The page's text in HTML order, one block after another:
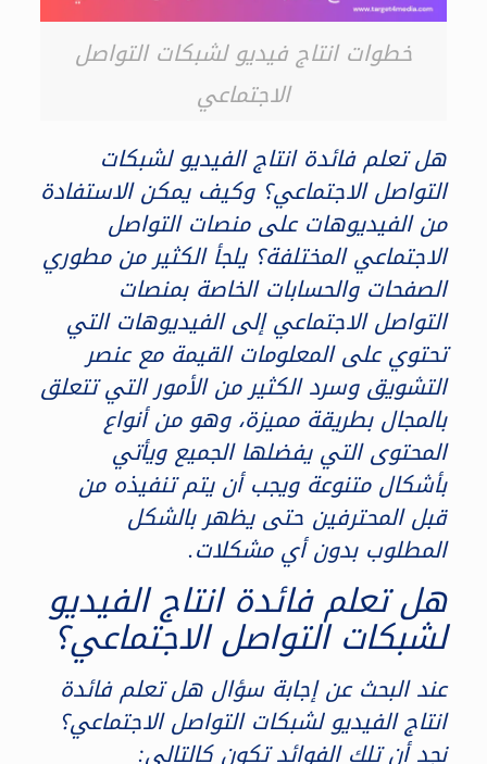
خطوات انتاج فيديو لشبكات التواصل
الاجتماعي
هل تعلم فائدة انتاج الفيديو لشبكات
التواصل الاجتماعي؟ وكيف يمكن الاستفادة
من الفيديوهات على منصات التواصل
الاجتماعي المختلفة؟ يلجأ الكثير من مطوري
الصفحات والحسابات الخاصة بمنصات
التواصل الاجتماعي إلى الفيديوهات التي
تحتوي على المعلومات القيمة مع عنصر
التشويق وسرد الكثير من الأمور التي تتعلق
بالمجال بطريقة مميزة، وهو من أنواع
المحتوى التي يفضلها الجميع ويأتي
بأشكال متنوعة ويجب أن يتم تنفيذه من
قبل المحترفين حتى يظهر بالشكل
المطلوب بدون أي مشكلات.
هل تعلم فائدة انتاج الفيديو
لشبكات التواصل الاجتماعي؟
عند البحث عن إجابة سؤال هل تعلم فائدة
انتاج الفيديو لشبكات التواصل الاجتماعي؟
نجد أن تلك الفوائد تكون كالتالي: